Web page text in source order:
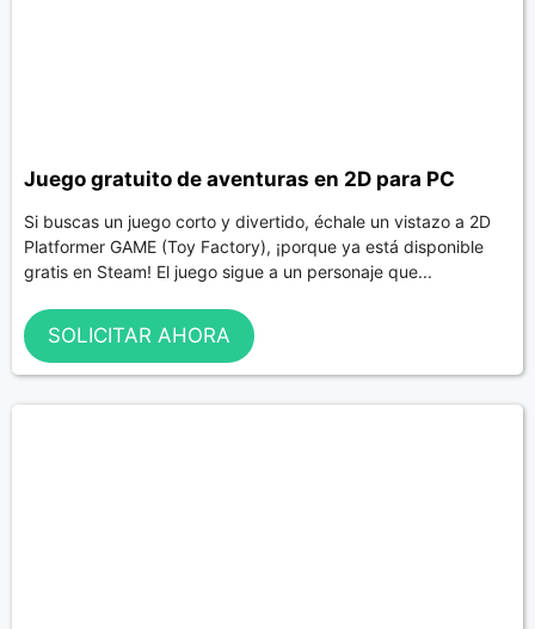
Juego gratuito de aventuras en 2D para PC
Si buscas un juego corto y divertido, échale un vistazo a 2D
Platformer GAME (Toy Factory), ¡porque ya está disponible
gratis en Steam! El juego sigue a un personaje que...
SOLICITAR AHORA